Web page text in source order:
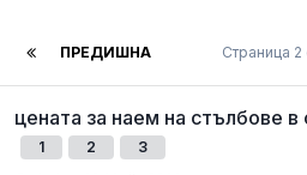
ПРЕДИШНА Страница 2
цената за наем на стълбове в
1 2 3